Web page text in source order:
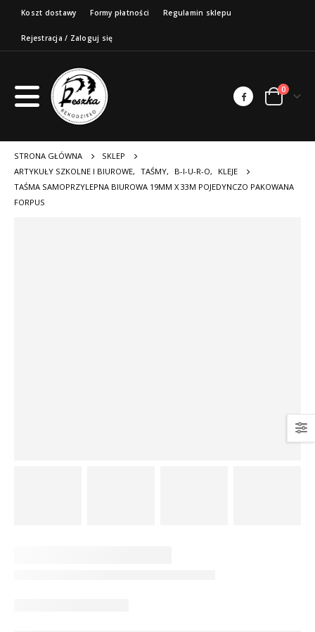
Koszt dostawy Formy płatności Regulamin sklepu
Rejestracja / Zaloguj się
0
STRONA GŁÓWNA
SKLEP
ARTYKUŁY SZKOLNE I BIUROWE, TAŚMY, B-I-U-R-O,
KLEJE
TAŚMA SAMOPRZYLEPNA BIUROWA 19MM X 33M POJEDYNCZO PAKOWANA
FORPUS